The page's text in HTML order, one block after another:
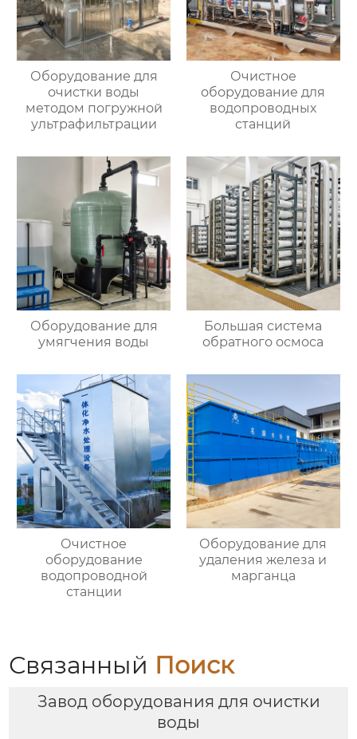
Оборудование для
очистки воды
методом погружной
ультрафильтрации
Очистное
оборудование для
водопроводных
станций
Оборудование для
умягчения воды
Большая система
обратного осмоса
Очистное
оборудование
водопроводной
станции
Оборудование для
удаления железа и
марганца
Связанный Поиск
Завод оборудования для очистки
воды